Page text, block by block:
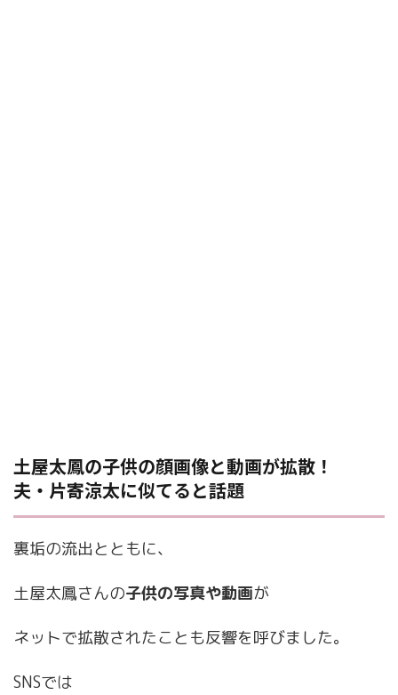
土屋太鳳の子供の顔画像と動画が拡散！
夫・片寄涼太に似てると話題
裏垢の流出とともに、
土屋太鳳さんの子供の写真や動画が
ネットで拡散されたことも反響を呼びました。
SNSでは